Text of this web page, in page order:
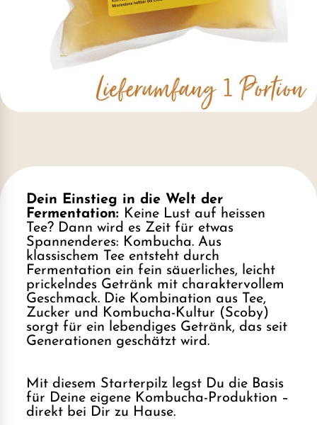
Dein Einstieg in die Welt der
Fermentation: Keine Lust auf heissen
Tee? Dann wird es Zeit für etwas
Spannenderes: Kombucha. Aus
klassischem Tee entsteht durch
Fermentation ein fein säuerliches, leicht
prickelndes Getränk mit charaktervollem
Geschmack. Die Kombination aus Tee,
Zucker und Kombucha-Kultur (Scoby)
sorgt für ein lebendiges Getränk, das seit
Generationen geschätzt wird.
Mit diesem Starterpilz legst Du die Basis
für Deine eigene Kombucha-Produktion –
direkt bei Dir zu Hause.